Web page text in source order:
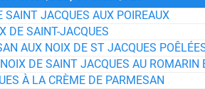
SAINT JACQUES AUX POIREAUX
DE SAINT-JACQUES
AUX NOIX DE ST JACQUES
DE SAINT JACQUES AU ROMARIN
À LA CRÈME DE PARMESAN